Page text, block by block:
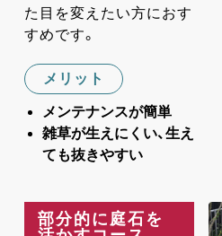
た目を変えたい方におす
すめです。
メリット
メンテナンスが簡単
雑草が生えにくい、生え
ても抜きやすい
部分的に庭石を